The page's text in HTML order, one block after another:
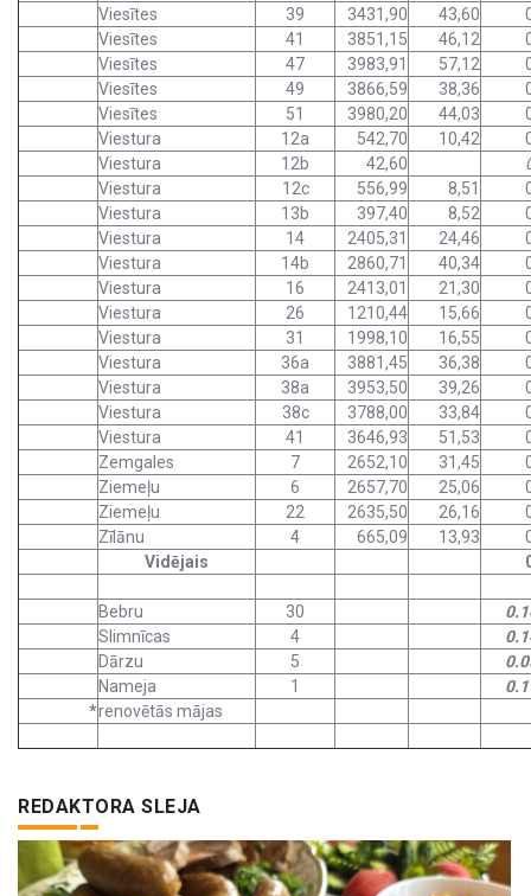
Viesītes
39 3431,90 43,60
Viesītes
41 3851,15 46,12
Viesītes
47 3983,91 57,12
Viesītes
49 3866,59 38,36
Viesītes
51 3980,20 44,03
Viestura
12a 542,70 10,42
Viestura
12b 42,60
Viestura
12c 556,99 8,51
Viestura
13b 397,40 8,52
Viestura
14 2405,31 24,46
Viestura
14b 2860,71 40,34
Viestura
16 2413,01 21,30
Viestura
26 1210,44 15,66
Viestura
31 1998,10 16,55
Viestura
36a 3881,45 36,38
Viestura
38a 3953,50 39,26
Viestura
38c 3788,00 33,84
Viestura
41 3646,93 51,53
Zemgales
7 2652,10 31,45
Ziemeļu
6 2657,70 25,06
Ziemeļu
22 2635,50 26,16
Zīlānu
4 665,09 13,93
Vidējais
Bebru 30
Slimnīcas
4
Dārzu
5
Nameja
1
*renovētās mājas
REDAKTORA SLEJA